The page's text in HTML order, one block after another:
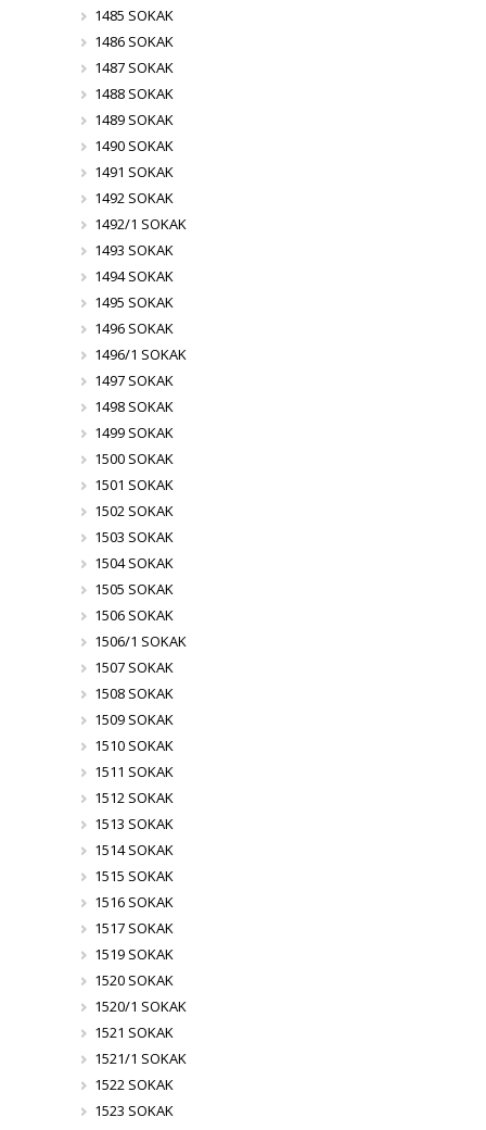
1485 SOKAK
1486 SOKAK
1487 SOKAK
1488 SOKAK
1489 SOKAK
1490 SOKAK
1491 SOKAK
1492 SOKAK
1492/1 SOKAK
1493 SOKAK
1494 SOKAK
1495 SOKAK
1496 SOKAK
1496/1 SOKAK
1497 SOKAK
1498 SOKAK
1499 SOKAK
1500 SOKAK
1501 SOKAK
1502 SOKAK
1503 SOKAK
1504 SOKAK
1505 SOKAK
1506 SOKAK
1506/1 SOKAK
1507 SOKAK
1508 SOKAK
1509 SOKAK
1510 SOKAK
1511 SOKAK
1512 SOKAK
1513 SOKAK
1514 SOKAK
1515 SOKAK
1516 SOKAK
1517 SOKAK
1519 SOKAK
1520 SOKAK
1520/1 SOKAK
1521 SOKAK
1521/1 SOKAK
1522 SOKAK
1523 SOKAK